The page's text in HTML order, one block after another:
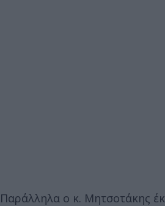
Παράλληλα ο κ. Μητσοτάκης